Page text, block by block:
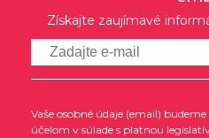
Získajte zaujímavé
Vaše osobné údaje (email)
účelom v súlade s platnou